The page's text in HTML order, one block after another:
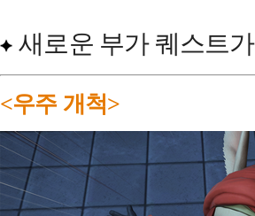
새로운 부가 퀘스트
<우주 개척>